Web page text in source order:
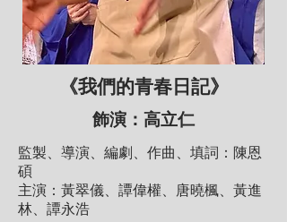
《我們的青春日記》
飾演： 高立仁
監製、導演、編劇、作曲、填詞：陳恩
碩
主演：黃翠儀、譚偉權、唐曉楓、黃進
林、譚永浩